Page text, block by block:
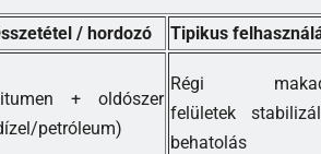
/ hordozó Tipikus
+ oldószer
petróleum)
Régi
felületek
behatolás